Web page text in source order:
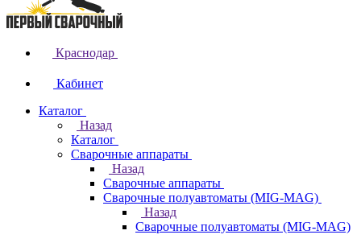
Краснодар
Кабинет
Каталог
Назад
Каталог
Сварочные аппараты
Назад
Сварочные аппараты
Сварочные полуавтоматы (MIG-MAG)
Назад
Сварочные полуавтоматы (MIG-MAG)